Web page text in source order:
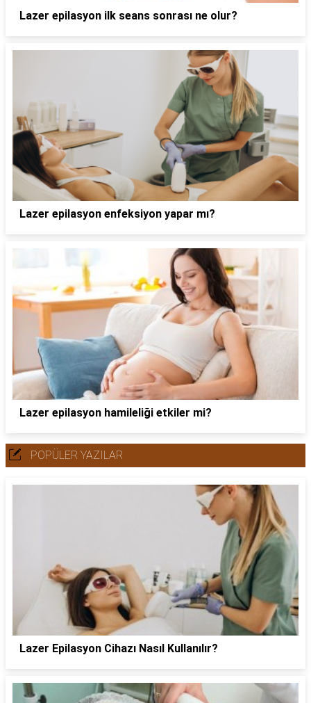
Lazer epilasyon ilk seans sonrası ne olur?
Lazer epilasyon enfeksiyon yapar mı?
Lazer epilasyon hamileliği etkiler mi?
POPÜLER YAZILAR
Lazer Epilasyon Cihazı Nasıl Kullanılır?